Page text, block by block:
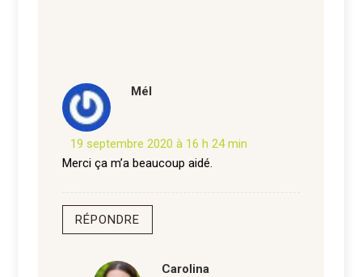
Mél
19 septembre 2020 à 16 h 24 min
Merci ça m’a beaucoup aidé.
RÉPONDRE
Carolina